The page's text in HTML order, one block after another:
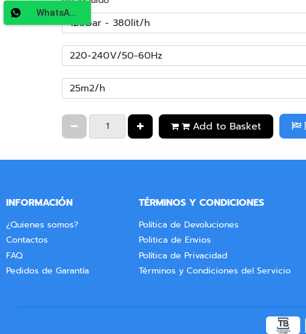
WhatsApp
Add to Basket
INFORMACIÓN
¿Quienes somos?
Contactos
FAQ
Pedidos de Garantía
TÉRMINOS Y CONDICIONES
Política de Devoluciones
Politica de Envios
Política de Privacidad
Términos y Condiciones del Servicio